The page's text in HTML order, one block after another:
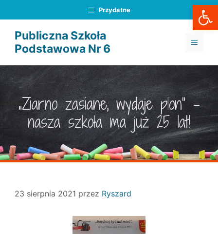
do
treści
Przydatne
Publiczna Szkoła
Podstawowa Nr 6
MENU
„Ziarno zasiane, wydaje plon” –
nasza szkoła ma już 25 lat!
23 sierpnia 2021 przez Ryszard